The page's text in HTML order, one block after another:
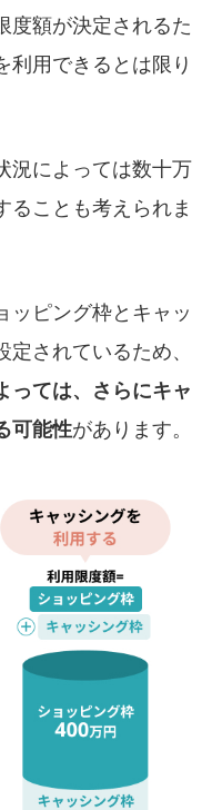
度額が決定されるた
利用できるとは限り
況によっては数十万
ることも考えられま
ッピング枠とキャッ
されているため、
っては、さらにキャ
可能性があります。